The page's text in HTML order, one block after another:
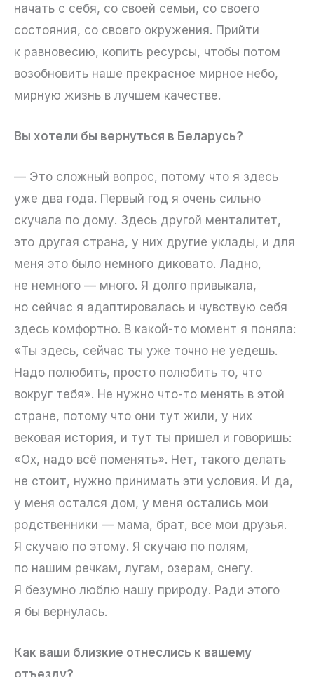
начать с себя, со своей семьи, со своего
состояния, со своего окружения. Прийти
к равновесию, копить ресурсы, чтобы потом
возобновить наше прекрасное мирное небо,
мирную жизнь в лучшем качестве.
Вы хотели бы вернуться в Беларусь?
— Это сложный вопрос, потому что я здесь
уже два года. Первый год я очень сильно
скучала по дому. Здесь другой менталитет,
это другая страна, у них другие уклады, и для
меня это было немного диковато. Ладно,
не немного — много. Я долго привыкала,
но сейчас я адаптировалась и чувствую себя
здесь комфортно. В какой-то момент я поняла:
«Ты здесь, сейчас ты уже точно не уедешь.
Надо полюбить, просто полюбить то, что
вокруг тебя». Не нужно что-то менять в этой
стране, потому что они тут жили, у них
вековая история, и тут ты пришел и говоришь:
«Ох, надо всё поменять». Нет, такого делать
не стоит, нужно принимать эти условия. И да,
у меня остался дом, у меня остались мои
родственники — мама, брат, все мои друзья.
Я скучаю по этому. Я скучаю по полям,
по нашим речкам, лугам, озерам, снегу.
Я безумно люблю нашу природу. Ради этого
я бы вернулась.
Как ваши близкие отнеслись к вашему